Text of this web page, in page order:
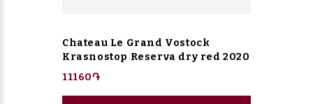
Chateau Le Grand Vostock
Krasnostop Reserva dry red 2020
11160֏